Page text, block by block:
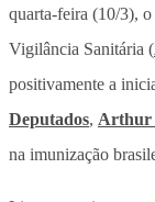
quarta-feira (10/3),
Vigilância Sanitária (
positivamente a
Deputados, Arthur
na imunização